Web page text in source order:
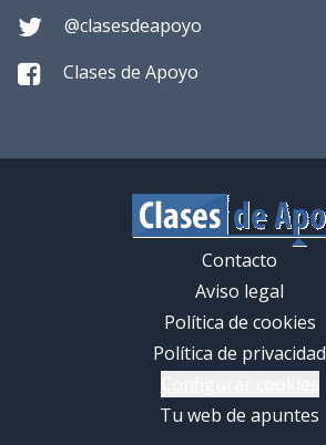
@clasesdeapoyo
Clases de Apoyo
Contacto
Aviso legal
Política de cookies
Política de privacidad
Tu web de apuntes